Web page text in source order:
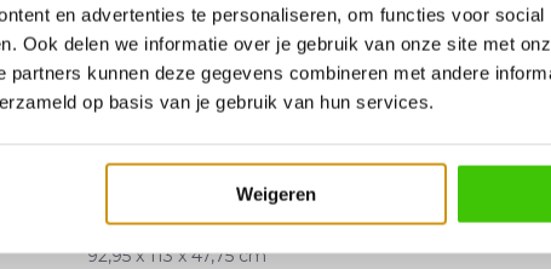
en advertenties te personaliseren, om functies voor
Ook delen we informatie over je gebruik van onze site met
partners kunnen deze gegevens combineren met andere
op basis van je gebruik van hun services.
Weigeren
MB20040822
92,95 x 113 x 47,75 cm